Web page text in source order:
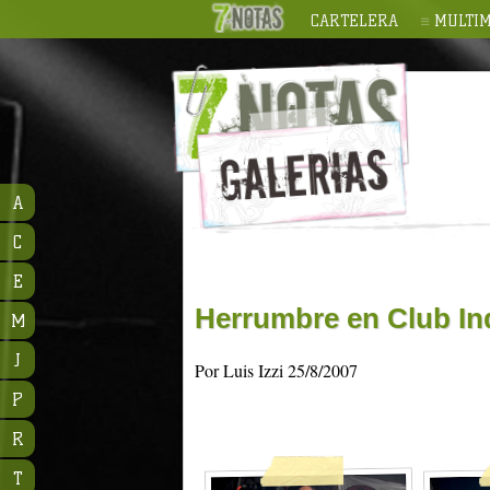
CARTELERA
Herrumbre en Club
Por Luis Izzi 25/8/2007
A
C
E
M
J
P
R
T